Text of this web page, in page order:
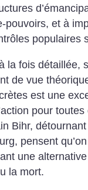
pouvoirs, et à
populaires
la fois détaillée,
de vue
est une
pour
Bihr,
pensent
une
la mort.